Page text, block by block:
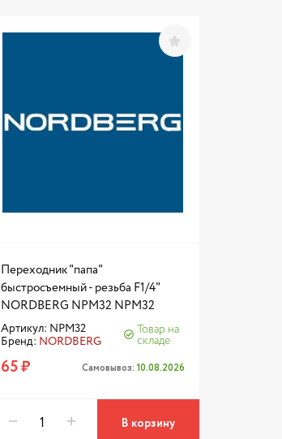
Переходник "папа"
быстросъемный - резьба F1/4"
NORDBERG NPM32 NPM32
Артикул: NPM32
Бренд: NORDBERG
Товар на
складе
65 ₽ Самовывоз: 10.08.2026
В корзину